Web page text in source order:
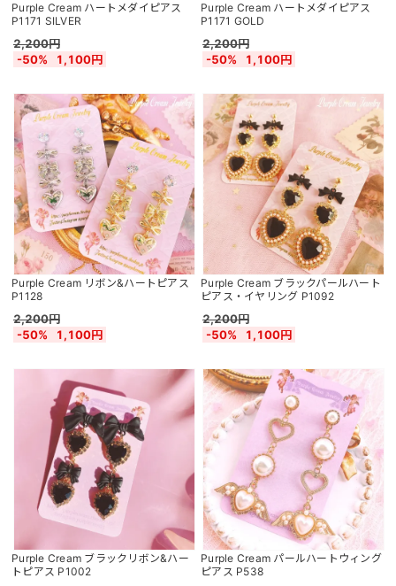
Purple Cream ハートメダイピアス
P1171 SILVER
2,200円
-50%
1,100円
Purple Cream ハートメダイピアス
P1171 GOLD
2,200円
-50%
1,100円
Purple Cream リボン&ハートピアス
P1128
2,200円
-50%
1,100円
Purple Cream ブラックパールハート
ピアス・イヤリング P1092
2,200円
-50%
1,100円
Purple Cream ブラックリボン&ハー
トピアス P1002
Purple Cream パールハートウィング
ピアス P538